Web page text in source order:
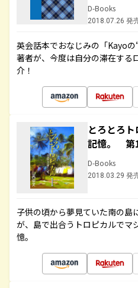
D-Books
2018.07.26 発
英会話本でおなじみの「Kayo
著者が、今度は自分の滞在する
介！
とろとろ
記憶。 第
D-Books
2018.03.29 発
子供の頃から夢見ていた南の島
が、島で出合うトロピカルでマ
憶。